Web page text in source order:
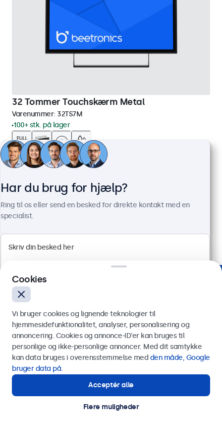
32 Tommer Touchskærm Metal
Varenummer: 32TS7M
100+ stk. på lager
Full HD-panel med multi-touch
Montering: skrivebord, indbygget, væg
Ydermål: 745 x 440 x 46 mm
5.399,00 kr.
Har du brug for hjælp?
Ring til os eller send en besked for direkte kontakt med en
specialist.
Send
Eller ring til os på
Kontakt vores specialister.
Cookies
Vi bruger cookies og lignende teknologier til
hjemmesidefunktionalitet, analyser, personalisering og
annoncering. Cookies og annonce-ID’er kan bruges til
personlige og ikke-personlige annoncer. Med dit samtykke
kan data bruges i overensstemmelse med den måde, Google
bruger data på.
Acceptér alle
Flere muligheder